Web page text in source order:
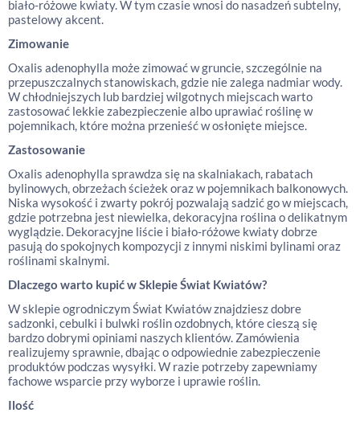
biało-różowe kwiaty. W tym czasie wnosi do nasadzeń subtelny,
pastelowy akcent.
Zimowanie
Oxalis adenophylla może zimować w gruncie, szczególnie na
przepuszczalnych stanowiskach, gdzie nie zalega nadmiar wody.
W chłodniejszych lub bardziej wilgotnych miejscach warto
zastosować lekkie zabezpieczenie albo uprawiać roślinę w
pojemnikach, które można przenieść w osłonięte miejsce.
Zastosowanie
Oxalis adenophylla sprawdza się na skalniakach, rabatach
bylinowych, obrzeżach ścieżek oraz w pojemnikach balkonowych.
Niska wysokość i zwarty pokrój pozwalają sadzić go w miejscach,
gdzie potrzebna jest niewielka, dekoracyjna roślina o delikatnym
wyglądzie. Dekoracyjne liście i biało-różowe kwiaty dobrze
pasują do spokojnych kompozycji z innymi niskimi bylinami oraz
roślinami skalnymi.
Dlaczego warto kupić w Sklepie Świat Kwiatów?
W sklepie ogrodniczym Świat Kwiatów znajdziesz dobre
sadzonki, cebulki i bulwki roślin ozdobnych, które cieszą się
bardzo dobrymi opiniami naszych klientów. Zamówienia
realizujemy sprawnie, dbając o odpowiednie zabezpieczenie
produktów podczas wysyłki. W razie potrzeby zapewniamy
fachowe wsparcie przy wyborze i uprawie roślin.
Ilość